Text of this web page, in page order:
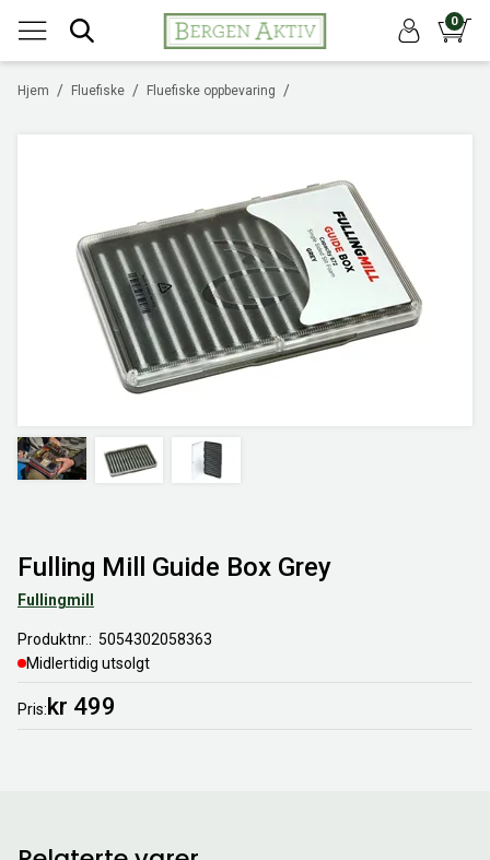
0
/
Hjem /
Fluefiske /
Fluefiske oppbevaring
Fulling Mill Guide Box Grey
Fullingmill
Produktnr.
5054302058363
Midlertidig utsolgt
Pris kr 499